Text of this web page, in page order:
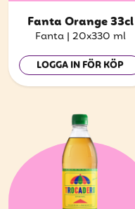
Fanta Orange 33cl
Fanta | 20x330 ml
LOGGA IN FÖR KÖP